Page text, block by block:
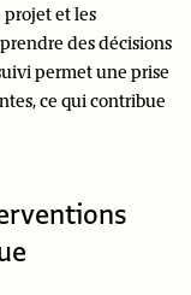
et les
des décisions
permet une prise
ce qui contribue